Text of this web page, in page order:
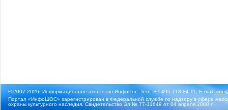
© 2007-2026, Информационное агентство ИнфоРос. Тел.: +7 495 718-84-11, E-mail:
Портал «ИнфоШОС» зарегистрирован в Федеральной службе по надзору в сфере
охраны культурного наследия. Свидетельство Эл № 77-31649 от 04 апреля 2008 г.